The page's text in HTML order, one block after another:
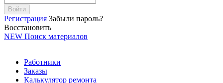
Войти
Регистрация Забыли пароль?
Восстановить
NEW Поиск материалов
Работники
Заказы
Калькулятор ремонта